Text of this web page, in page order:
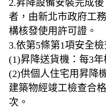
2.昇降設備安裝完成
者，由新北市政府工
構核發使用許可證。
3.依第5條第1項安全
(1)昇降送貨機：每3
(2)供個人住宅用昇降
建築物經竣工檢查合
次。